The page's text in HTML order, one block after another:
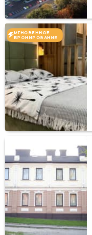
МГНОВЕННОЕ
БРОНИРОВАНИЕ